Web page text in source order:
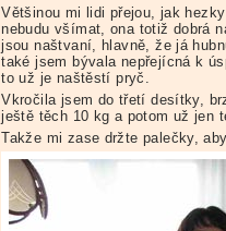
Většinou mi lidi přejou, jak
nebudu všímat, ona totiž dobrá
jsou naštvaní, hlavně, že já
také jsem bývala nepřejícná k
to už je naštěstí pryč.
Vkročila jsem do třetí desítky,
ještě těch 10 kg a potom už jen
Takže mi zase držte palečky,